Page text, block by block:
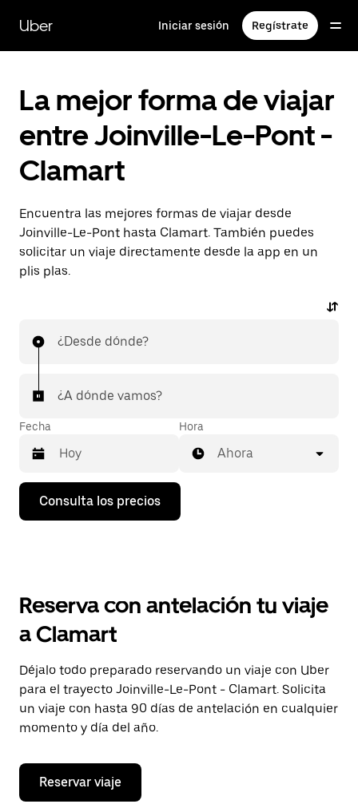
contenido
principal
Uber Iniciar sesión Regístrate
La mejor forma de viajar
entre Joinville-Le-Pont -
Clamart
Encuentra las mejores formas de viajar desde
Joinville-Le-Pont hasta Clamart. También puedes
solicitar un viaje directamente desde la app en un
plis plas.
¿Desde dónde?
¿A dónde vamos?
Fecha
Pulsa
flecha
calendario
seleccionar
fecha.
Pulsa
el
botón
de
escape
cerrar
calendario.
Hora
Ahora
Consulta los precios
Reserva con antelación tu viaje
a Clamart
Déjalo todo preparado reservando un viaje con Uber
para el trayecto Joinville-Le-Pont - Clamart. Solicita
un viaje con hasta 90 días de antelación en cualquier
momento y día del año.
Reservar viaje